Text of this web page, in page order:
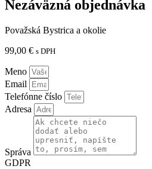
Nezáväzná objednávka
Považská Bystrica a okolie
99,00 € s DPH
Meno
Email
Telefónne číslo
Adresa
Správa
GDPR